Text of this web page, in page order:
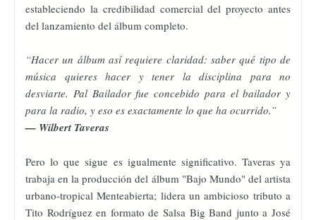
estableciendo la credibilidad comercial del proyecto antes
del lanzamiento del álbum completo.
“Hacer un álbum así requiere claridad: saber qué tipo de
música quieres hacer y tener la disciplina para no
desviarte. Pal Bailador fue concebido para el bailador y
para la radio, y eso es exactamente lo que ha ocurrido.”
— Wilbert Taveras
Pero lo que sigue es igualmente significativo. Taveras ya
trabaja en la producción del álbum "Bajo Mundo" del artista
urbano-tropical Menteabierta; lidera un ambicioso tributo a
Tito Rodríguez en formato de Salsa Big Band junto a José